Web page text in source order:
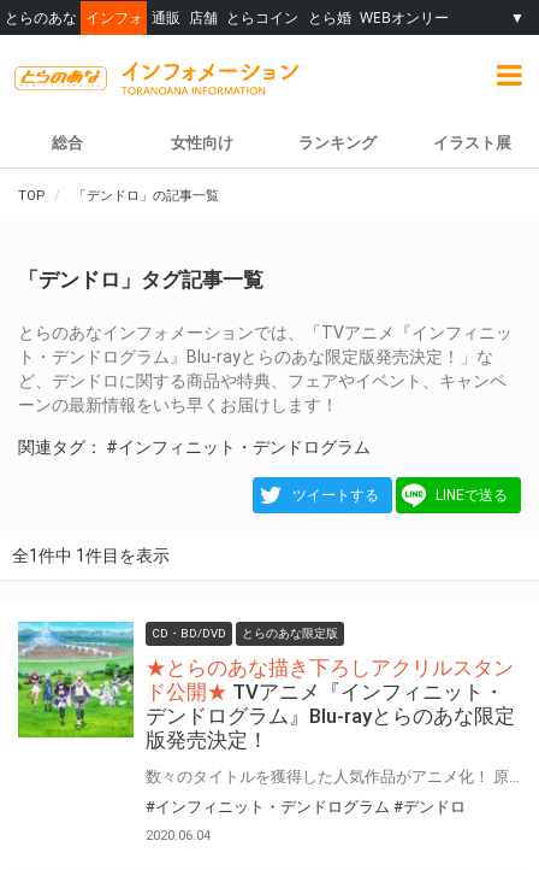
とらのあな インフォ 通販 店舗 とらコイン とら婚 WEBオンリー ▼
総合 女性向け ランキング イラスト展
TOP 「デンドロ」の記事一覧
「デンドロ」タグ記事一覧
とらのあなインフォメーションでは、「TVアニメ『インフィニッ
ト・デンドログラム』Blu-rayとらのあな限定版発売決定！」な
ど、デンドロに関する商品や特典、フェアやイベント、キャンペ
ーンの最新情報をいち早くお届けします！
関連タグ： #インフィニット・デンドログラム
ツイートする LINEで送る
全1件中 1件目を表示
CD・BD/DVD とらのあな限定版
★とらのあな描き下ろしアクリルスタン
ド公開★ TVアニメ『インフィニット・
デンドログラム』Blu-rayとらのあな限定
版発売決定！
#インフィニット・デンドログラム #デンドロ
2020.06.04